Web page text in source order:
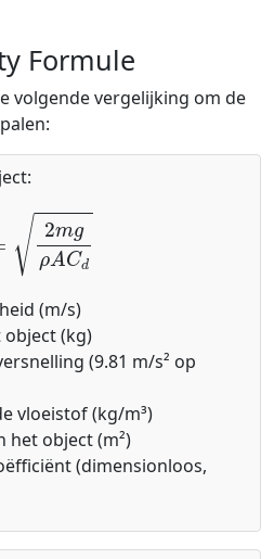
Formule
volgende vergelijking om de
gρACd
(m/s)
object (kg)
(9.81 m/s² op
vloeistof (kg/m³)
het object (m²)
(dimensionloos,